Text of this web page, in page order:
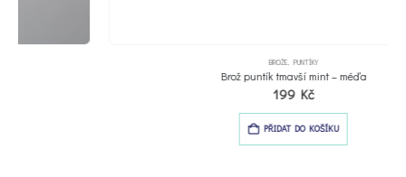
Brož puntík tmavší mint – méďa
PŘIDAT DO KOŠÍKU